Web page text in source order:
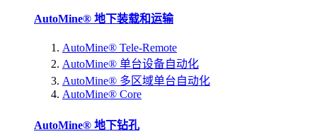
AutoMine® 地下装载和运输
AutoMine® Tele-Remote
AutoMine® 单台设备自动化
AutoMine® 多区域单台自动化
AutoMine® Core
AutoMine® 地下钻孔